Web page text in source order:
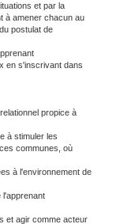
et par la
à amener chacun au
postulat de
en s'inscrivant dans
propice à
à stimuler les
communes, où
à l'environnement de
l'apprenant
et agir comme acteur